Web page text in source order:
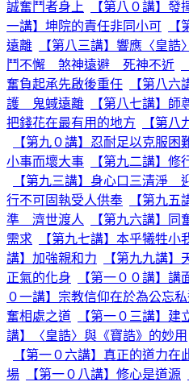
誠奮鬥者身上
【第八０講】
一講】坤院的責任非同小可
遠離
【第八三講】響應〈皇誥
鬥不懈 煞神遠避 死神不近
奮負起承先啟後重任
【第八
護 鬼蜮遠離
【第八七講】師
把錢花在最有用的地方
【第
【第九０講】忍耐足以克服困
小事而壞大事
【第九二講】
【第九三講】身心口三清淨
行不可固執受人供奉
【第九
準 濟世渡人
【第九六講】
需求
【第九七講】本乎犧牲
講】加強親和力
【第九九講
正氣的化身
【第一００講】講
０一講】宗教信仰在於為公忘
奮相處之道
【第一０三講】建
講】〈皇誥〉與《寶誥》的妙用
【第一０六講】真正的道力在
場
【第一０八講】修心是道源